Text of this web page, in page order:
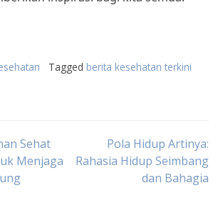
Tagged berita kesehatan terkini
Sehat
Menjaga
Pola Hidup Artinya:
Rahasia Hidup Seimbang
dan Bahagia